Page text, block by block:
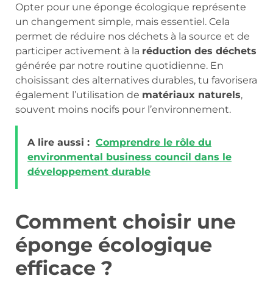
Opter pour une éponge écologique représente
un changement simple, mais essentiel. Cela
permet de réduire nos déchets à la source et de
participer activement à la réduction des déchets
générée par notre routine quotidienne. En
choisissant des alternatives durables, tu favorisera
également l’utilisation de matériaux naturels,
souvent moins nocifs pour l’environnement.
A lire aussi : Comprendre le rôle du
environmental business council dans le
développement durable
Comment choisir une
éponge écologique
efficace ?